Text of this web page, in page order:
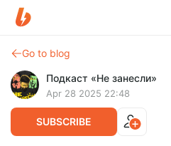
Go to blog
Подкаст «Не занесли»
Apr 28 2025 22:48
SUBSCRIBE